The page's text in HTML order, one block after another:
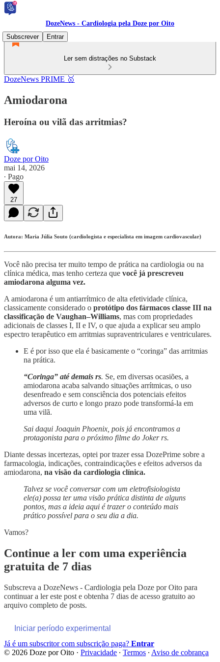
DozeNews - Cardiologia pela Doze por Oito
Subscrever
Entrar
Ler sem distrações no Substack
DozeNews PRIME 🥇
Amiodarona
Heroína ou vilã das arritmias?
Doze por Oito
mai 14, 2026
∙ Pago
27
Autora: Maria Júlia Souto (cardiologista e especialista em imagem cardiovascular)
Você não precisa ter muito tempo de prática na cardiologia ou na
clínica médica, mas tenho certeza que você já prescreveu
amiodarona alguma vez.
A amiodarona é um antiarrítmico de alta efetividade clínica,
classicamente considerado o protótipo dos fármacos classe III na
classificação de Vaughan–Williams, mas com propriedades
adicionais de classes I, II e IV, o que ajuda a explicar seu amplo
espectro terapêutico em arritmias supraventriculares e ventriculares.
E é por isso que ela é basicamente o “coringa” das arritmias
na prática.
“Coringa” até demais rs. Se, em diversas ocasiões, a
amiodarona acaba salvando situações arrítmicas, o uso
desenfreado e sem consciência dos potenciais efeitos
adversos de curto e longo prazo pode transformá-la em
uma vilã.
Sai daqui Joaquin Phoenix, pois já encontramos a
protagonista para o próximo filme do Joker rs.
Diante dessas incertezas, optei por trazer essa DozePrime sobre a
farmacologia, indicações, contraindicações e efeitos adversos da
amiodarona, na visão da cardiologia clínica.
Talvez se você conversar com um eletrofisiologista
ele(a) possa ter uma visão prática distinta de alguns
pontos, mas a ideia aqui é trazer o conteúdo mais
prático possível para o seu dia a dia.
Vamos?
Continue a ler com uma experiência
gratuita de 7 dias
Subscreva a DozeNews - Cardiologia pela Doze por Oito para
continuar a ler este post e obtenha 7 dias de acesso gratuito ao
arquivo completo de posts.
Iniciar período experimental
Já é um subscritor com subscrição paga? Entrar
© 2026 Doze por Oito · Privacidade ∙ Termos ∙ Aviso de cobrança